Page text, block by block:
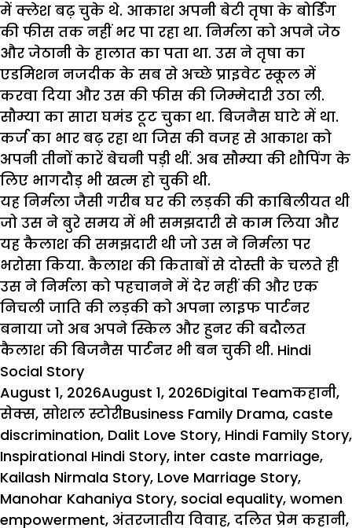
में क्लेश बढ़ चुके थे. आकाश अपनी बेटी तृषा के बोर्डिंग
की फीस तक नहीं भर पा रहा था. निर्मला को अपने जेठ
और जेठानी के हालात का पता था. उस ने तृषा का
एडमिशन नजदीक के सब से अच्छे प्राइवेट स्कूल में
करवा दिया और उस की फीस की जिम्मेदारी उठा ली.
सौम्या का सारा घमंड टूट चुका था. बिजनैस घाटे में था.
कर्ज का भार बढ़ रहा था जिस की वजह से आकाश को
अपनी तीनों कारें बेचनी पड़ी थीं. अब सौम्या की शौपिंग के
लिए भागदौड़ भी खत्म हो चुकी थी.
यह निर्मला जैसी गरीब घर की लड़की की काबिलीयत थी
जो उस ने बुरे समय में भी समझदारी से काम लिया और
यह कैलाश की समझदारी थी जो उस ने निर्मला पर
भरोसा किया. कैलाश की किताबों से दोस्ती के चलते ही
उस ने निर्मला को पहचानने में देर नहीं की और एक
निचली जाति की लड़की को अपना लाइफ पार्टनर
बनाया जो अब अपने स्किल और हुनर की बदौलत
कैलाश की बिजनैस पार्टनर भी बन चुकी थी. Hindi
Social Story
Posted
on
August 1, 2026August 1, 2026Author
Digital Teamकहानी,
सेक्स, सोशल स्टोरीTags
Business Family Drama, caste
discrimination, Dalit Love Story, Hindi Family Story,
Inspirational Hindi Story, inter caste marriage,
Kailash Nirmala Story, Love Marriage Story,
Manohar Kahaniya Story, social equality, women
empowerment, अंतरजातीय विवाह, दलित प्रेम कहानी,